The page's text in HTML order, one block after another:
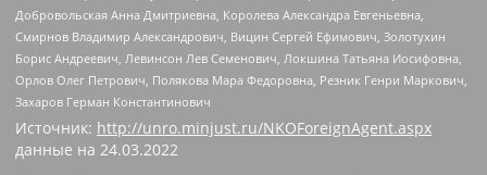
Добровольская Анна Дмитриевна, Королева Александра Евгеньевна,
Смирнов Владимир Александрович, Вицин Сергей Ефимович, Золотухин
Борис Андреевич, Левинсон Лев Семенович, Локшина Татьяна Иосифовна,
Орлов Олег Петрович, Полякова Мара Федоровна, Резник Генри Маркович,
Захаров Герман Константинович
Источник: http://unro.minjust.ru/NKOForeignAgent.aspx
данные на 24.03.2022